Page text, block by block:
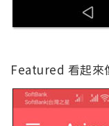
Featured 看起來